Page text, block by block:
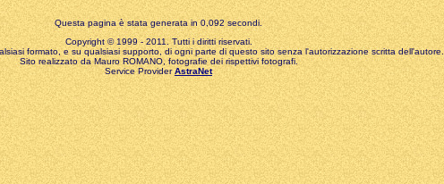
Questa pagina è stata generata in 0,092 secondi.
Copyright © 1999 - 2011. Tutti i diritti riservati.
formato, e su qualsiasi supporto, di ogni parte di questo sito senza l'autorizzazione scritta dell'autore.
Sito realizzato da Mauro ROMANO, fotografie dei rispettivi fotografi.
Service ProviderAstraNet